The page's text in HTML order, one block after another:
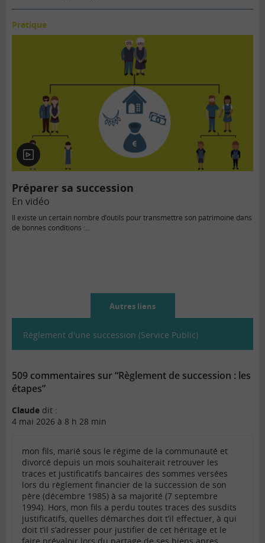
Pratique
En
vidéo
Préparer sa succession
En vidéo
Il existe un certain nombre d’outils pour transmettre son patrimoine dans
de bonnes conditions :...
Autres liens
Règlement d'une succession (Service Public)
509 commentaires sur “Règlement de succession : les
étapes”
Claude dit :
4 mai 2026 à 8 h 28 min
mon fils, marié sous le régime de la communauté et
divorcé depuis un mois souhaiterait retrouver les
traces et justificatifs bancaires des sommes versées
lors du règlement financier de la succession de son
père (décembre 1985) à sa majorité (7 septembre
1994). Hors, mon fils a perdu toutes traces des susdits
justificatifs, quelles démarches doit t’il effectuer, à qui
doit t’il s’adresser pour justifier de cet héritage et le